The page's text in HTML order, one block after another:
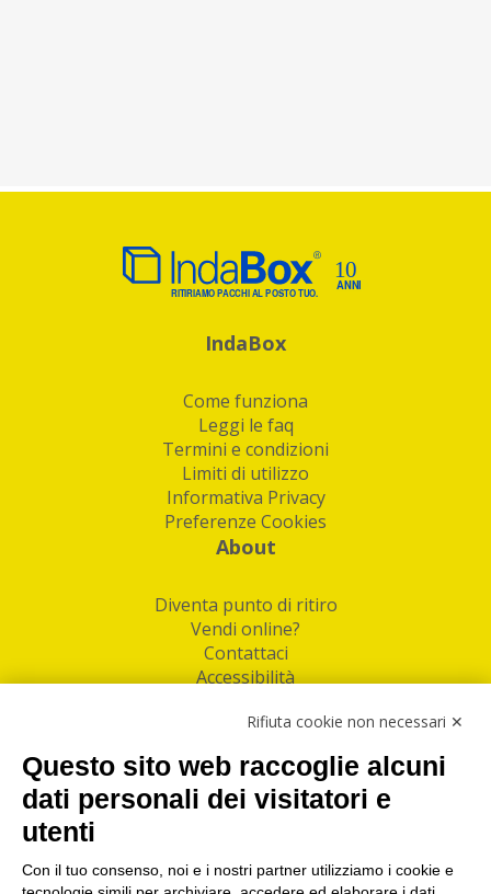
IndaBox
Come funziona
Leggi le faq
Termini e condizioni
Limiti di utilizzo
Informativa Privacy
Preferenze Cookies
About
Diventa punto di ritiro
Vendi online?
Contattaci
Accessibilità
Facebook
Linkedin
I nostri punti di ritiro e spedizione pacchi nelle
maggiori città italiane
Rifiuta cookie non necessari ✕
Questo sito web raccoglie alcuni
dati personali dei visitatori e
utenti
Con il tuo consenso, noi e i nostri partner utilizziamo i cookie e